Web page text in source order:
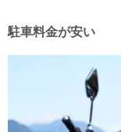
駐車料金が安い